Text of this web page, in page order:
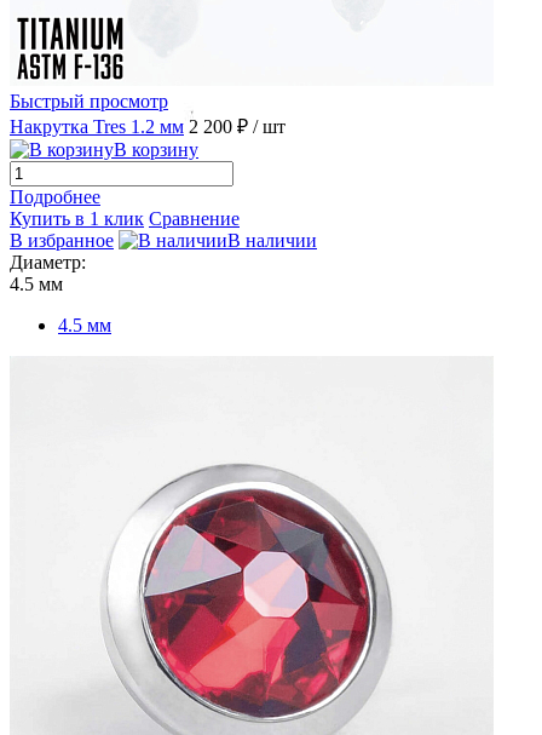
Быстрый просмотр
Накрутка Tres 1.2 мм 2 200 ₽ / шт
В корзину
Подробнее
Купить в 1 клик Сравнение
В избранное
В наличии
Диаметр:
4.5 мм
4.5 мм